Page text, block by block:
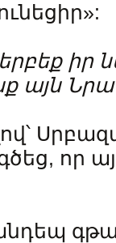
իր
այն
որ